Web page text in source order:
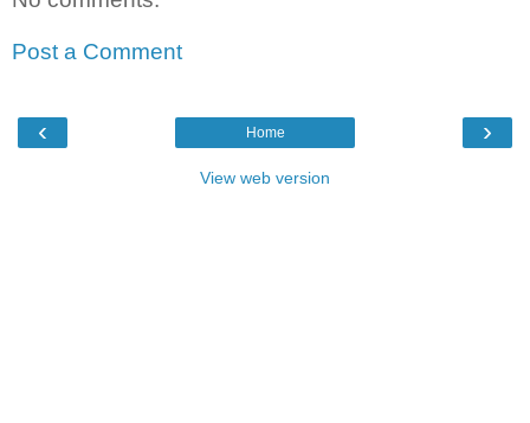
Post a Comment
‹ ›
Home
View web version